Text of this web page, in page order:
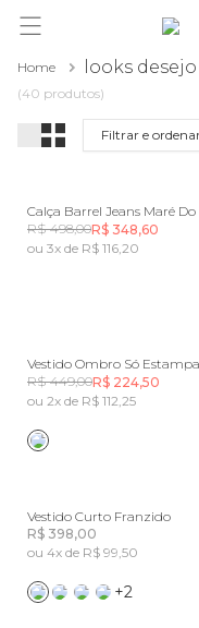
você merece 30%
Home looks desejo
(40 produtos)
Filtrar e
R$ 498,00R$ 348,60
ou 3x de R$ 116,20
R$ 449,00R$ 224,50
ou 2x de R$ 112,25
Vestido Curto Franzido
R$ 398,00
ou 4x de R$ 99,50
+2